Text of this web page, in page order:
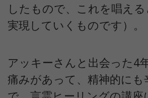
したもので、これを唱え
実現していくものです）。
アッキーさんと出会った4
痛みがあって、精神的にも